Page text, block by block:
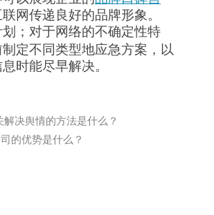
联网传递良好的品牌形象。
；对于网络的不确定性特
定不同类型地应急方案，以
时能尽早解决。
解决舆情的方法是什么？
的优势是什么？